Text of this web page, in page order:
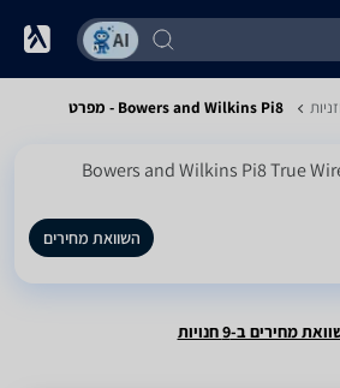
Bowers and Wilkins Pi8 - מפרט
השוואת מחירים
מחירים ב-9 חנויות